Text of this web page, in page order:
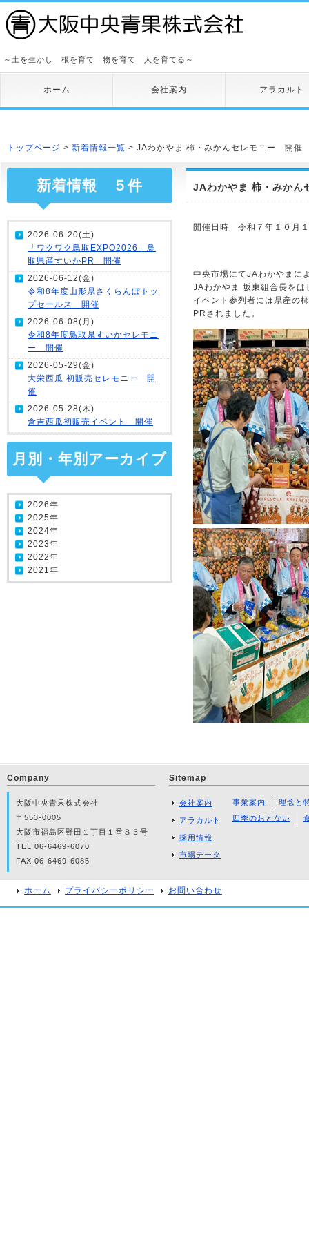
～土を生かし 根を育て 物を育て 人を育てる～
ホーム 会社案内 アラカルト
トップページ > 新着情報一覧 > JAわかやま 柿・みかんセレモニー 開催
JAわかやま 柿・みか
開催日時 令和７年１０月
中央市場にてJAわかやまに
JAわかやま 坂東組合長を
イベント参列者には県産の
PRされました
新着情報 ５件
2026-06-20(土)
「ワクワク鳥取EXPO2026」鳥
取県産すいかPR 開催
2026-06-12(金)
令和8年度山形県さくらんぼトッ
プセールス 開催
2026-06-08(月)
令和8年度鳥取県すいかセレモニ
ー 開催
2026-05-29(金)
大栄西瓜 初販売セレモニー 開
催
2026-05-28(木)
倉吉西瓜初販売イベント 開催
月別・年別アーカイブ
2026年
2025年
2024年
2023年
2022年
2021年
Sitemap
会社案内
アラカルト
採用情報
市場データ
事業案内
理念と
四季のおとない
Company
大阪中央青果株式会社
〒553-0005
大阪市福島区野田１丁目１番８６号
TEL 06-6469-6070
FAX 06-6469-6085
ホーム プライバシーポリシー お問い合わせ